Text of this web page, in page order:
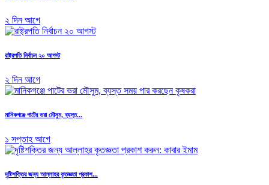
২ দিন আগে
রাষ্ট্রপতি নির্বাচন ২০ আগস্ট
২ দিন আগে
মানিকগঞ্জে পাটের ভরা মৌসুম, ব্যস্ত...
১ সপ্তাহ আগে
দৃষ্টিশক্তির জন্য আল্লাহর কৃতজ্ঞতা প্রকাশ...